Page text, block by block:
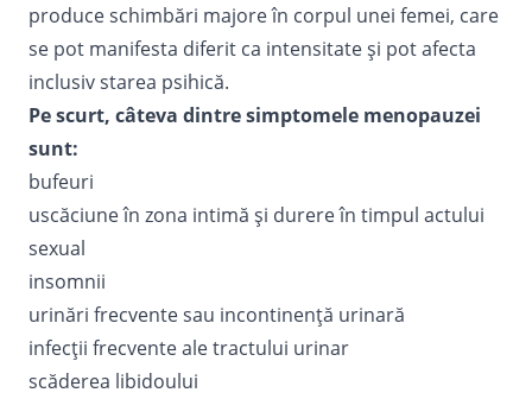
produce schimbări majore în corpul unei femei, care
se pot manifesta diferit ca intensitate și pot afecta
inclusiv starea psihică.
Pe scurt, câteva dintre simptomele menopauzei
sunt:
bufeuri
uscăciune în zona intimă și durere în timpul actului
sexual
insomnii
urinări frecvente sau incontinenţă urinară
infecții frecvente ale tractului urinar
scăderea libidoului